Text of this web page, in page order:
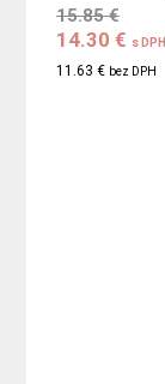
15.85 €
14.30 € s DPH
11.63 € bez DPH